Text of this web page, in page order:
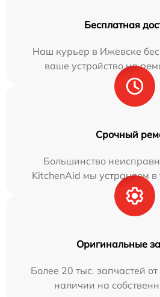
Бесплатная
Наш курьер в Ижевске
ваше устройство на
Срочный
Большинство
KitchenAid мы устраняем в
Оригинальные
Более 20 тыс. запчастей
наличии на